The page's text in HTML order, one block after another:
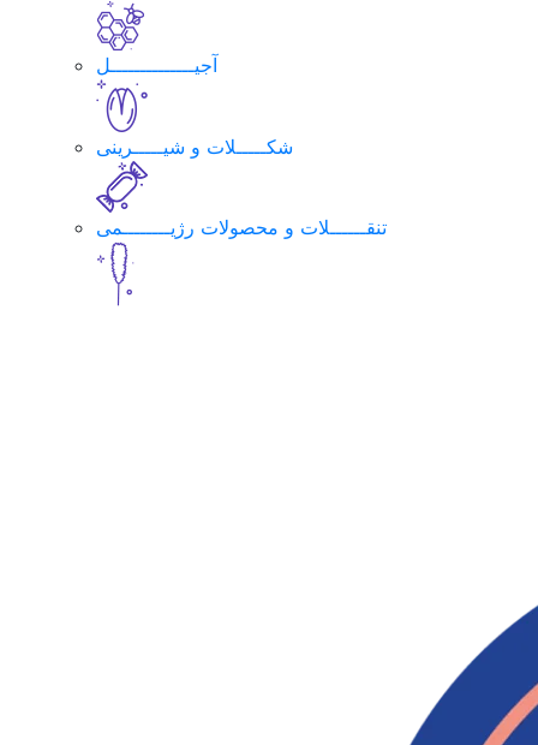
آجیــــــــــــــل
شکـــــلات و شیـــــرینی
تنقــــــلات و محصولات رژیــــــــمی